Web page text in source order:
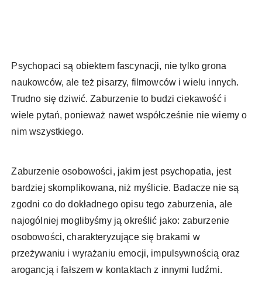
Psychopaci są obiektem fascynacji, nie tylko grona
naukowców, ale też pisarzy, filmowców i wielu innych.
Trudno się dziwić. Zaburzenie to budzi ciekawość i
wiele pytań, ponieważ nawet współcześnie nie wiemy o
nim wszystkiego.
Zaburzenie osobowości, jakim jest psychopatia, jest
bardziej skomplikowana, niż myślicie. Badacze nie są
zgodni co do dokładnego opisu tego zaburzenia, ale
najogólniej moglibyśmy ją określić jako: zaburzenie
osobowości, charakteryzujące się brakami w
przeżywaniu i wyrażaniu emocji, impulsywnością oraz
arogancją i fałszem w kontaktach z innymi ludźmi.